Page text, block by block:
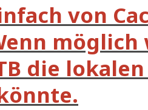
von
möglich
die